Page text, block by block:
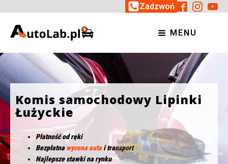
Zadzwoń
MENU
Komis samochodowy Lipinki
Łużyckie
Płatność od ręki
Bezpłatnawycena autai transport
Najlepsze stawki na rynku